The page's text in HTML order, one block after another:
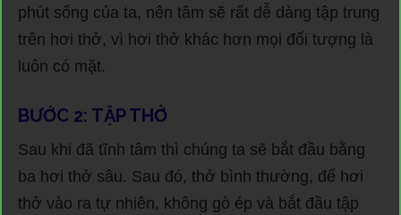
phút sống của ta, nên tâm sẽ rất dễ dàng tập trung
trên hơi thở, vì hơi thở khác hơn mọi đối tượng là
luôn có mặt.
BƯỚC 2: TẬP THỞ
Sau khi đã tĩnh tâm thì chúng ta sẽ bắt đầu bằng
ba hơi thở sâu. Sau đó, thở bình thường, để hơi
thở vào ra tự nhiên, không gò ép và bắt đầu tập